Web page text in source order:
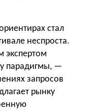
стал
неспроста.
экспертом
парадигмы, —
запросов
рынку